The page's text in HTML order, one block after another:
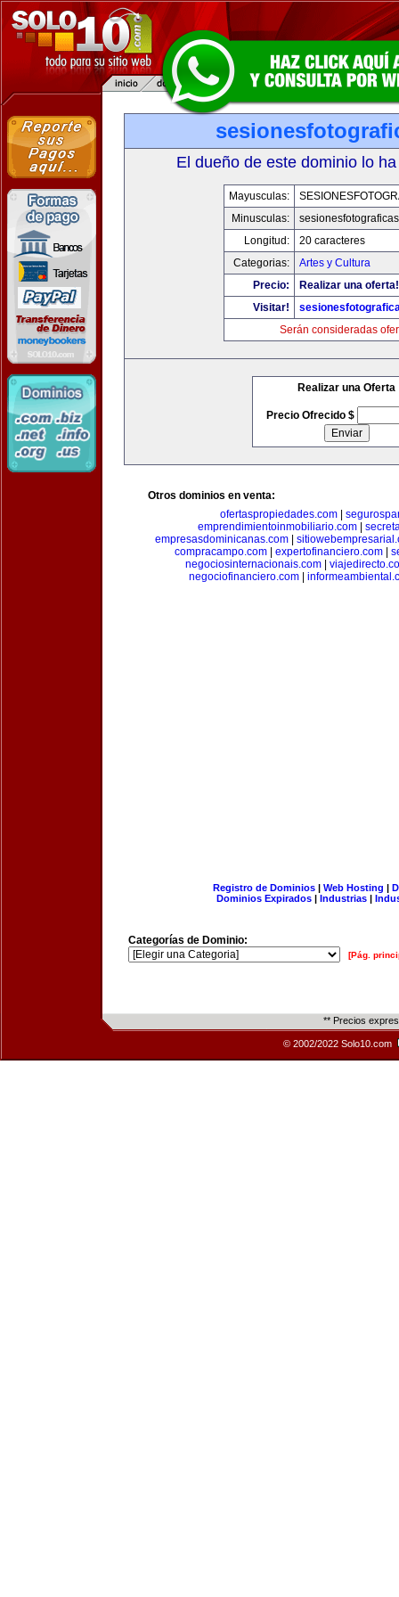
El dueño de este dominio lo
Mayusculas:
Minusculas:
Longitud:
20 caracteres
Categorias:
Artes y Cultura
Precio:
Realizar una oferta!
Visitar!
Serán consideradas
Realizar una Oferta
Precio Ofrecido $
Otros dominios en venta:
ofertaspropiedades.com|
emprendimientoinmobiliario.com|
empresasdominicanas.com|
compracampo.com| expertofinanciero.com|
negociosinternacionais.com
negociofinanciero.com
Registro de Dominios| Web Hosting |
Dominios Expirados | Industrias |
Categorías de Dominio:
[Pág.
** Precios
© 2002/2022 Solo10.com